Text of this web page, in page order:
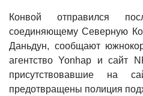
Конвой отправился
соединяющему Северную
Даньдун, сообщают
агентство Yonhap и сайт
присутствовавшие на
предотвращены полиция